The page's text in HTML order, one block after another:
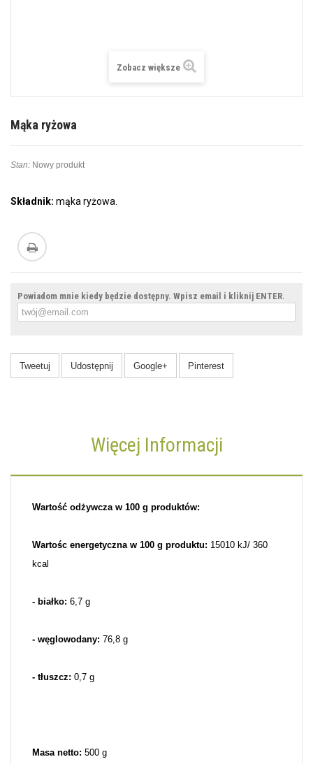
Zobacz większe
Mąka ryżowa
Stan: Nowy produkt
Składnik: mąka ryżowa.
Powiadom mnie kiedy będzie dostępny. Wpisz email i kliknij ENTER.
Tweetuj Udostępnij Google+ Pinterest
Więcej Informacji
Wartość odżywcza w 100 g produktów:
Wartośc energetyczna w 100 g produktu: 15010 kJ/ 360
kcal
- białko: 6,7 g
- węglowodany: 76,8 g
- tłuszcz: 0,7 g
Masa netto: 500 g